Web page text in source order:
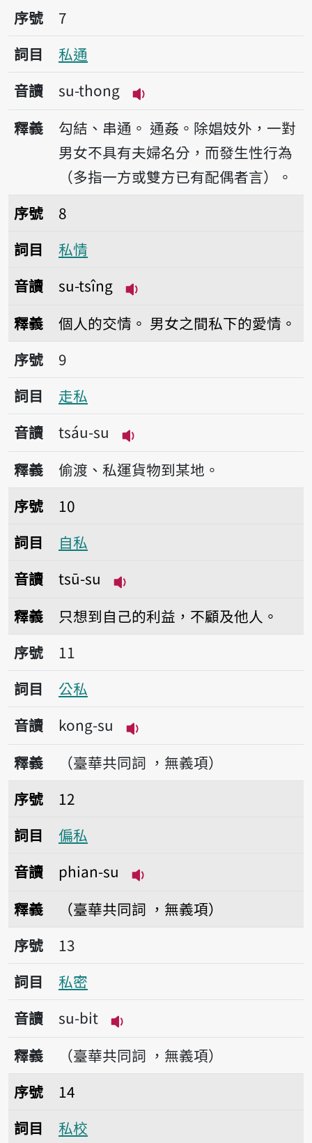
序號7私通
序號
7
詞目
私通
音讀
su-thong
播放音讀su-thong
釋義 勾結、串通。 通姦。除娼妓外，一對
男女不具有夫婦名分，而發生性行為
（多指一方或雙方已有配偶者言）。
序號8私情
序號
8
詞目
私情
音讀
su-tsîng
釋義 個人的交情。 男女之間私下的愛情。
序號9走私
序號
9
詞目
走私
音讀
tsáu-su
播放音讀tsáu-su
釋義
偷渡、私運貨物到某地。
序號10自私
序號
10
詞目
自私
音讀
tsū-su
釋義
只想到自己的利益，不顧及他人。
序號11公私
序號
11
詞目
公私
音讀
kong-su
播放音讀kong-su
釋義
（臺華共同詞 ，無義項）
序號12偏私
序號
12
詞目
偏私
音讀
phian-su
釋義
（臺華共同詞 ，無義項）
序號13私密
序號
13
詞目
私密
音讀
su-bi̍t
播放音讀su-bi̍t
釋義
（臺華共同詞 ，無義項）
序號14私校
序號
14
詞目
私校